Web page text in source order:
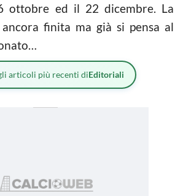
ottobre ed il 22 dicembre. La
finita ma già si pensa al
articoli più recenti diEditoriali